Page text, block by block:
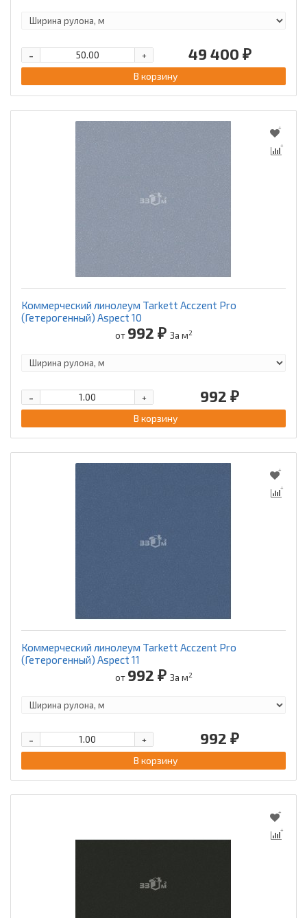
49 400 ₽
+
-
В корзину
Коммерческий линолеум Tarkett Acczent Pro
(Гетерогенный) Aspect 10
от 992 ₽ За м2
992 ₽
+
-
В корзину
Коммерческий линолеум Tarkett Acczent Pro
(Гетерогенный) Aspect 11
от 992 ₽ За м2
992 ₽
+
-
В корзину